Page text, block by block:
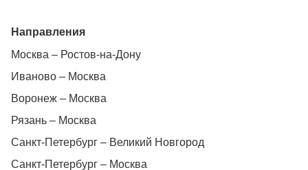
Направления
Москва – Ростов-на-Дону
Иваново – Москва
Воронеж – Москва
Рязань – Москва
Санкт-Петербург – Великий Новгород
Санкт-Петербург – Москва